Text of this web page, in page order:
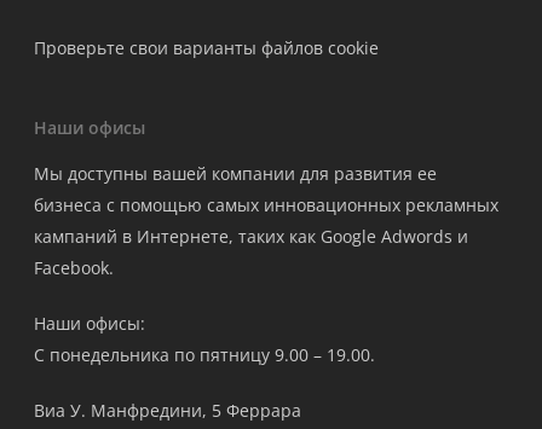
Проверьте свои варианты файлов cookie
Наши офисы
Мы доступны вашей компании для развития ее
бизнеса с помощью самых инновационных рекламных
кампаний в Интернете, таких как Google Adwords и
Facebook.
Наши офисы:
С понедельника по пятницу 9.00 – 19.00.
Виа У. Манфредини, 5 Феррара